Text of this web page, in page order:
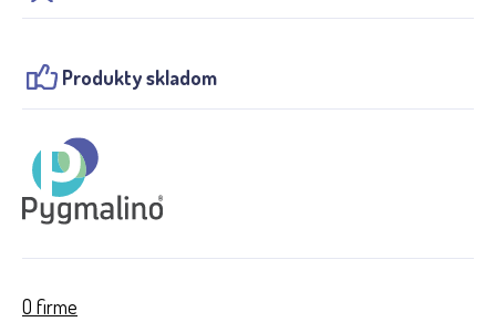
Produkty skladom
O firme